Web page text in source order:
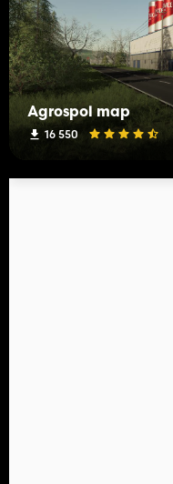
Agrospol map
16 550